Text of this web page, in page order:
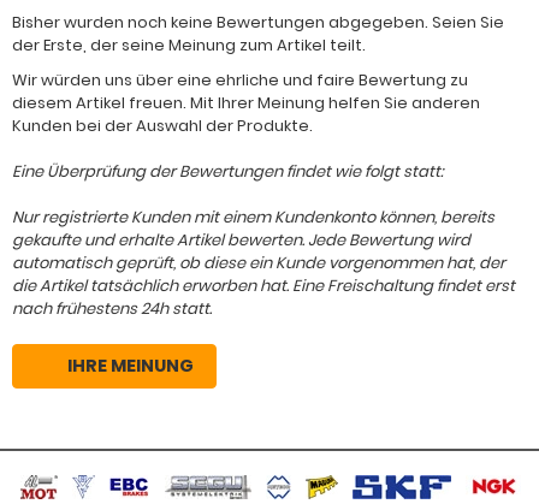
Bisher wurden noch keine Bewertungen abgegeben. Seien Sie
der Erste, der seine Meinung zum Artikel teilt.
Wir würden uns über eine ehrliche und faire Bewertung zu
diesem Artikel freuen. Mit Ihrer Meinung helfen Sie anderen
Kunden bei der Auswahl der Produkte.
Eine Überprüfung der Bewertungen findet wie folgt statt:
Nur registrierte Kunden mit einem Kundenkonto können, bereits
gekaufte und erhalte Artikel bewerten. Jede Bewertung wird
automatisch geprüft, ob diese ein Kunde vorgenommen hat, der
die Artikel tatsächlich erworben hat. Eine Freischaltung findet erst
nach frühestens 24h statt.
IHRE MEINUNG